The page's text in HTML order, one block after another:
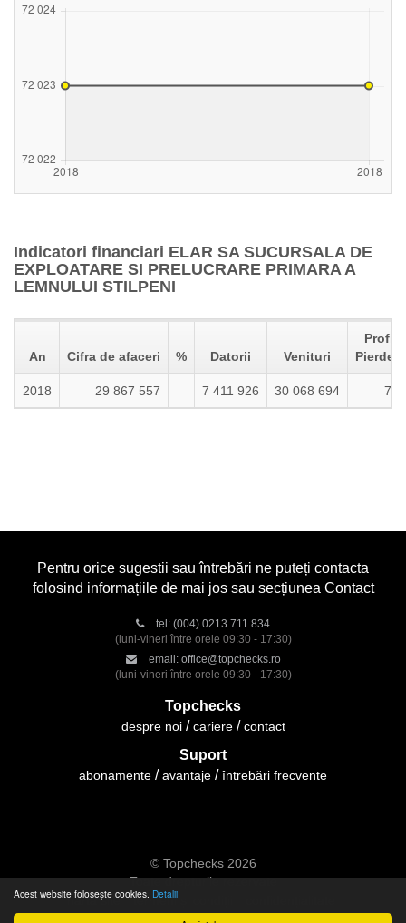
Acest website folosește cookies. Detalii
Indicatori financiari ELAR SA SUCURSALA DE
EXPLOATARE SI PRELUCRARE PRIMARA A
LEMNULUI STILPENI
An Cifra de afaceri % Datorii Venituri
Profit
2018 29 867 557 7 411 926 30 068 694 72
Pentru orice sugestii sau întrebări ne puteți contacta
folosind informațiile de mai jos sau secțiunea Contact
tel: (004) 0213 711 834
(luni-vineri între orele 09:30 - 17:30)
email: office@topchecks.ro
(luni-vineri între orele 09:30 - 17:30)
Topchecks
despre noi cariere contact
Suport
abonamente avantaje întrebări frecvente
© Topchecks 2026
Toate drepturile rezervate
hartă site
termeni și condiții